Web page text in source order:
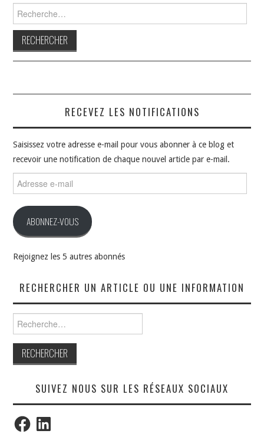
Rechercher :
RECEVEZ LES NOTIFICATIONS
Saisissez votre adresse e-mail pour vous abonner à ce blog et
recevoir une notification de chaque nouvel article par e-mail.
Adresse
e-
ABONNEZ-VOUS
Rejoignez les 5 autres abonnés
RECHERCHER UN ARTICLE OU UNE INFORMATION
Rechercher :
SUIVEZ NOUS SUR LES RÉSEAUX SOCIAUX
FacebookLinkedIn